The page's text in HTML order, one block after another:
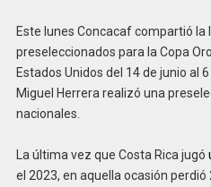
Este lunes Concacaf compartió la
preseleccionados para la Copa
Estados Unidos del 14 de junio al
Miguel Herrera realizó una
nacionales.
La última vez que Costa Rica jugó
el 2023, en aquella ocasión